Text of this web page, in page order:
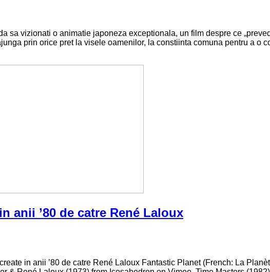
sa vizionati o animatie japoneza exceptionala, un film despre ce
prin orice pret la visele oamenilor, la constiinta comuna pentru a o
anii ’80 de catre René Laloux
in anii ’80 de catre René Laloux Fantastic Planet (French: La